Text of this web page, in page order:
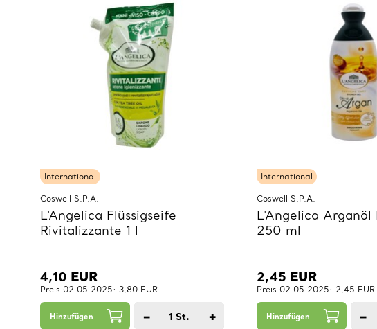
International
Coswell S.P.A.
L'Angelica Flüssigseife
Rivitalizzante 1 l
4,10 EUR
Preis 02.05.2025: 3,80 EUR
Hinzufügen − 1 St. +
International
Coswell S.P.A.
L'Angelica Arganöl
250 ml
2,45 EUR
Preis 02.05.2025: 2,45 EUR
Hinzufügen −